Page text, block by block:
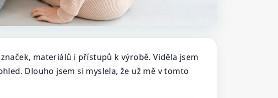
materiálů i přístupů k výrobě. Viděla jsem
Dlouho jsem si myslela, že už mě v tomto